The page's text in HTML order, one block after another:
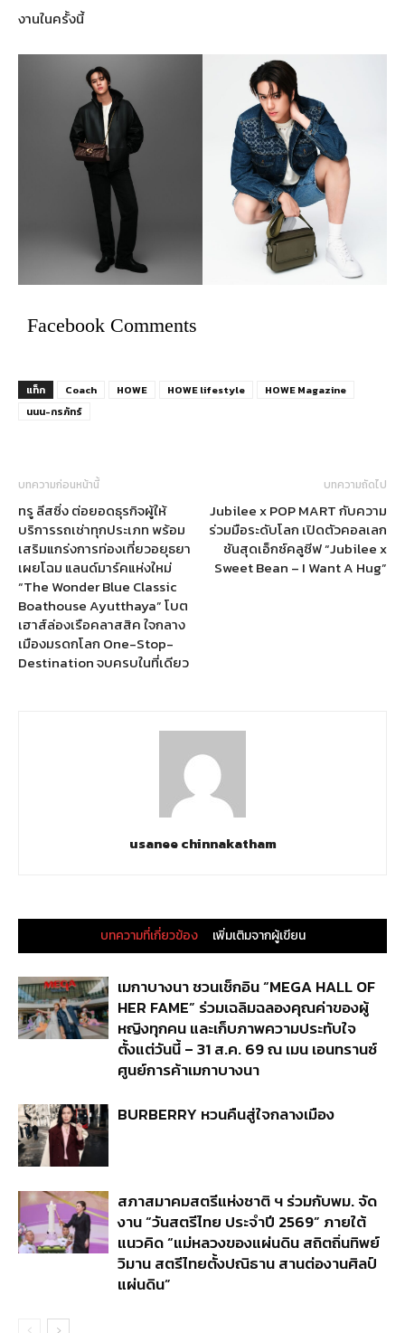
งานในครั้งนี้
Facebook Comments
แท็ก Coach HOWE HOWE lifestyle
HOWE Magazine
นนน-กรภัทร์
บทความก่อนหน้านี้
ทรู ลีสซิ่ง ต่อยอดธุรกิจผู้ให้
บริการรถเช่าทุกประเภท พร้อม
เสริมแกร่งการท่องเที่ยวอยุธยา
เผยโฉม แลนด์มาร์คแห่งใหม่
“The Wonder Blue Classic
Boathouse Ayutthaya” โบต
เฮาส์ล่องเรือคลาสสิค ใจกลาง
เมืองมรดกโลก One-Stop-
Destination จบครบในที่เดียว
บทความถัดไป
Jubilee x POP MART กับความ
ร่วมมือระดับโลก เปิดตัวคอลเลก
ชันสุดเอ็กซ์คลูซีฟ “Jubilee x
Sweet Bean – I Want A Hug”
usanee chinnakatham
บทความที่เกี่ยวข้อง เพิ่มเติมจากผู้เขียน
เมกาบางนา ชวนเช็กอิน “MEGA HALL OF
HER FAME” ร่วมเฉลิมฉลองคุณค่าของผู้
หญิงทุกคน และเก็บภาพความประทับใจ
ตั้งแต่วันนี้ – 31 ส.ค. 69 ณ เมน เอนทรานซ์
ศูนย์การค้าเมกาบางนา
BURBERRY หวนคืนสู่ใจกลางเมือง
สภาสมาคมสตรีแห่งชาติ ฯ ร่วมกับพม. จัด
งาน “วันสตรีไทย ประจำปี 2569” ภายใต้
แนวคิด “แม่หลวงของแผ่นดิน สถิตถิ่นทิพย์
วิมาน สตรีไทยตั้งปณิธาน สานต่องานศิลป์
แผ่นดิน”